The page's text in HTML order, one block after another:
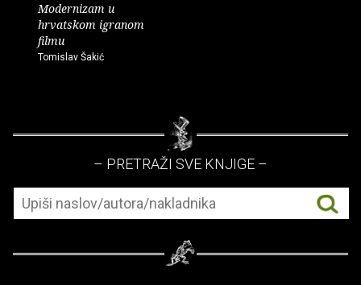
Modernizam u
hrvatskom igranom
filmu
Tomislav Šakić
– PRETRAŽI SVE KNJIGE –